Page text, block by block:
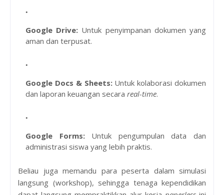
Google Drive: Untuk penyimpanan dokumen yang
aman dan terpusat.
Google Docs & Sheets:Untuk kolaborasi dokumen
dan laporan keuangan secara real-time.
Google Forms:Untuk pengumpulan data dan
administrasi siswa yang lebih praktis.
Beliau juga memandu para peserta dalam simulasi
langsung (workshop), sehingga tenaga kependidikan